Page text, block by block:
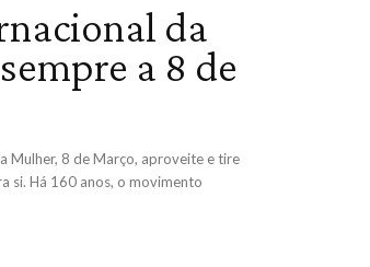
da
a 8 de
Mulher, 8 de Março, aproveite e tire
si. Há 160 anos, o movimento